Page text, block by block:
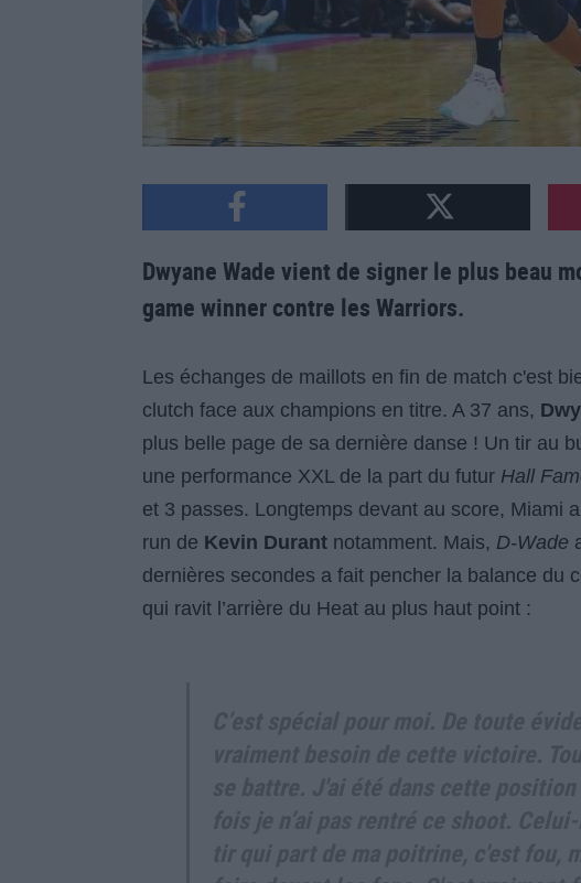
Dwyane Wade vient de signer le plus beau
game winner contre les Warriors.
Les échanges de maillots en fin de match c'est
clutch face aux champions en titre. A 37 ans,
plus belle page de sa dernière danse ! Un tir au
une performance XXL de la part du futur Hall
et 3 passes. Longtemps devant au score, Miami
run de Kevin Durant notamment. Mais, D-Wade
dernières secondes a fait pencher la balance du
qui ravit l’arrière du Heat au plus haut point :